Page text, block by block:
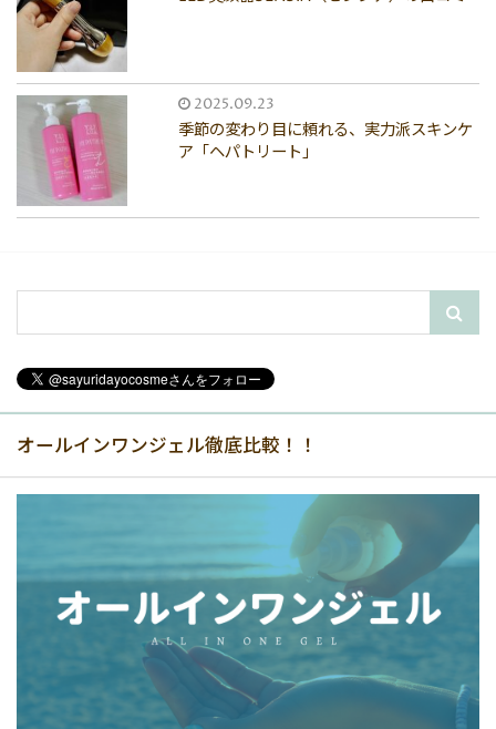
2025.09.23
季節の変わり目に頼れる、実力派スキンケ
ア「ヘパトリート」
オールインワンジェル徹底比較！！